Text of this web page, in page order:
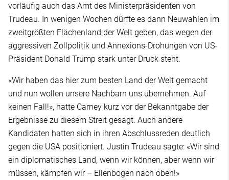
vorläufig auch das Amt des Ministerpräsidenten von
Trudeau. In wenigen Wochen dürfte es dann Neuwahlen im
zweitgrößten Flächenland der Welt geben, das wegen der
aggressiven Zollpolitik und Annexions-Drohungen von US-
Präsident Donald Trump stark unter Druck steht.
«Wir haben das hier zum besten Land der Welt gemacht
und nun wollen unsere Nachbarn uns übernehmen. Auf
keinen Fall!», hatte Carney kurz vor der Bekanntgabe der
Ergebnisse zu diesem Streit gesagt. Auch andere
Kandidaten hatten sich in ihren Abschlussreden deutlich
gegen die USA positioniert. Justin Trudeau sagte: «Wir sind
ein diplomatisches Land, wenn wir können, aber wenn wir
müssen, kämpfen wir – Ellenbogen nach oben!»